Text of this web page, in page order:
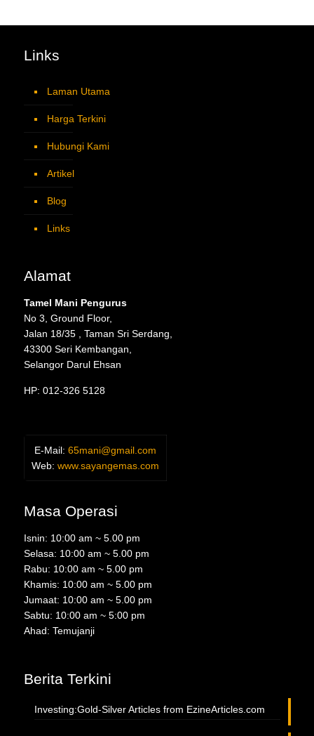
Links
Laman Utama
Harga Terkini
Hubungi Kami
Artikel
Blog
Links
Alamat
Tamel Mani Pengurus
No 3, Ground Floor,
Jalan 18/35 , Taman Sri Serdang,
43300 Seri Kembangan,
Selangor Darul Ehsan
HP: 012-326 5128
E-Mail: 65mani@gmail.com
Web: www.sayangemas.com
Masa Operasi
Isnin: 10:00 am ~ 5.00 pm
Selasa: 10:00 am ~ 5.00 pm
Rabu: 10:00 am ~ 5.00 pm
Khamis: 10:00 am ~ 5.00 pm
Jumaat: 10:00 am ~ 5.00 pm
Sabtu: 10:00 am ~ 5:00 pm
Ahad: Temujanji
Berita Terkini
Investing:Gold-Silver Articles from EzineArticles.com